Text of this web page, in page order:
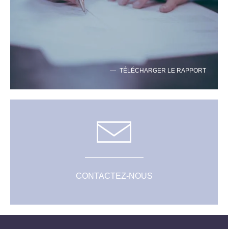
TÉLÉCHARGER LE RAPPORT
CONTACTEZ-NOUS